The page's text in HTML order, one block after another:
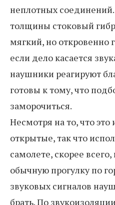
неплотных
толщины стоковый
мягкий, но откровенно
если дело касается
наушники реагируют
готовы к тому, что
заморочиться.
Несмотря на то, что
открытые, так что
самолете, скорее
обычную прогулку по
звуковых сигналов
брать. По